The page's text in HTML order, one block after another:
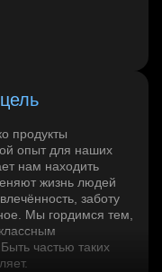
продукты
опыт для наших
нам находить
жизнь людей
заботу
Мы гордимся тем,
частью таких